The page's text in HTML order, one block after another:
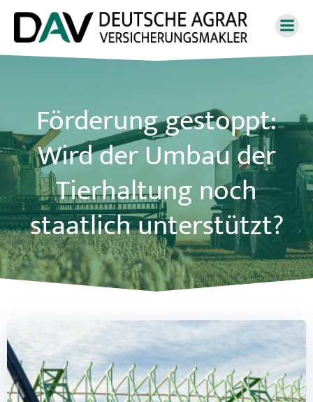
Zum
Inhalt
springen
Förderung gestoppt:
Wird der Umbau der
Tierhaltung noch
staatlich unterstützt?